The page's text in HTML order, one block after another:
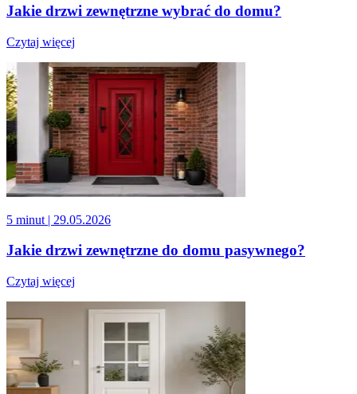
Jakie drzwi zewnętrzne wybrać do domu?
Czytaj więcej
5 minut | 29.05.2026
Jakie drzwi zewnętrzne do domu pasywnego?
Czytaj więcej